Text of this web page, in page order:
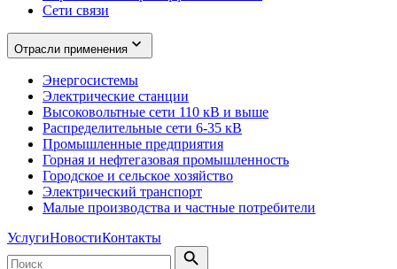
Сети связи
Отрасли применения
Энергосистемы
Электрические станции
Высоковольтные сети 110 кВ и выше
Распределительные сети 6-35 кВ
Промышленные предприятия
Горная и нефтегазовая промышленность
Городское и сельское хозяйство
Электрический транспорт
Малые производства и частные потребители
УслугиНовостиКонтакты